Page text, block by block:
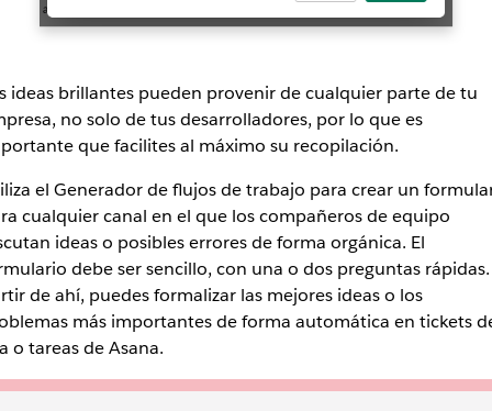
ideas brillantes pueden provenir de cualquier parte de tu
no solo de tus desarrolladores, por lo que es
que facilites al máximo su recopilación.
el Generador de flujos de trabajo para crear un
cualquier canal en el que los compañeros de equipo
ideas o posibles errores de forma orgánica. El
debe ser sencillo, con una o dos preguntas
de ahí, puedes formalizar las mejores ideas o los
más importantes de forma automática en tickets
o tareas de Asana.